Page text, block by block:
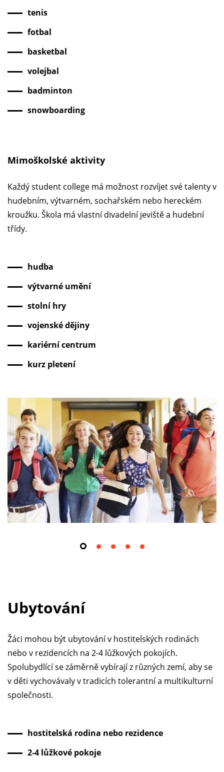
tenis
fotbal
basketbal
volejbal
badminton
snowboarding
Mimoškolské aktivity
Každý student college má možnost rozvíjet své talenty v
hudebním, výtvarném, sochařském nebo hereckém
kroužku. Škola má vlastní divadelní jeviště a hudební
třídy.
hudba
výtvarné umění
stolní hry
vojenské dějiny
kariérní centrum
kurz pletení
Ubytování
Žáci mohou být ubytování v hostitelských rodinách
nebo v rezidencích na 2-4 lůžkových pokojích.
Spolubydlící se záměrně vybírají z různých zemí, aby se
v děti vychovávaly v tradicích tolerantní a multikulturní
společnosti.
hostitelská rodina nebo rezidence
2-4 lůžkové pokoje